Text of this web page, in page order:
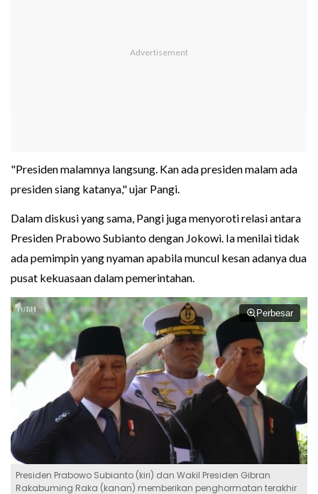
"Presiden malamnya langsung. Kan ada presiden malam ada
presiden siang katanya," ujar Pangi.
Dalam diskusi yang sama, Pangi juga menyoroti relasi antara
Presiden Prabowo Subianto dengan Jokowi. Ia menilai tidak
ada pemimpin yang nyaman apabila muncul kesan adanya dua
pusat kekuasaan dalam pemerintahan.
Perbesar
Presiden Prabowo Subianto (kiri) dan Wakil Presiden Gibran
Rakabuming Raka (kanan) memberikan penghormatan terakhir